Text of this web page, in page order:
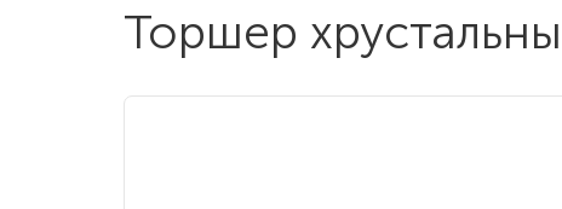
Торшер